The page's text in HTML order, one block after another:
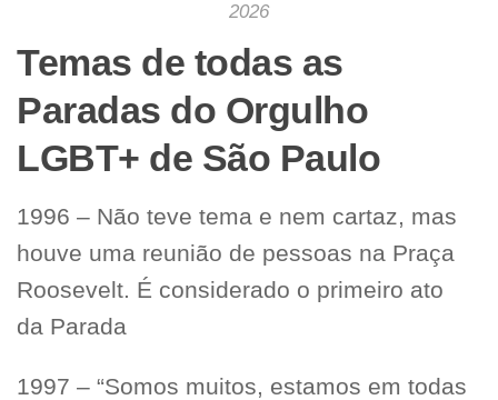
2026
Temas de todas as
Paradas do Orgulho
LGBT+ de São Paulo
1996 – Não teve tema e nem cartaz, mas
houve uma reunião de pessoas na Praça
Roosevelt. É considerado o primeiro ato
da Parada
1997 – “Somos muitos, estamos em todas